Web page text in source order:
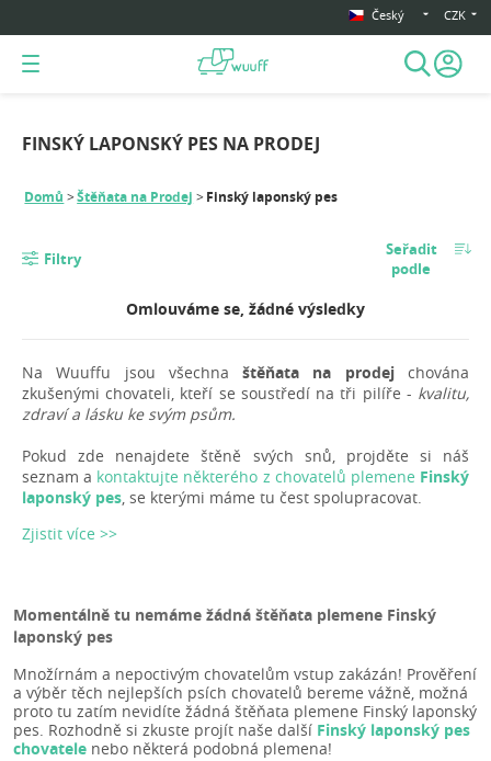
Český CZK
FINSKÝ LAPONSKÝ PES NA PRODEJ
Domů Štěňata na Prodej Finský laponský pes
Filtry
Seřadit
podle
Omlouváme se, žádné výsledky
Na Wuuffu jsou všechnaštěňata na prodejchována
zkušenými chovateli, kteří se soustředí na tři pilíře - kvalitu,
zdraví a lásku ke svým psům.
Pokud zde nenajdete štěně svých snů, projděte si náš
seznam a kontaktujte některého z chovatelů plemene Finský
laponský pes, se kterými máme tu čest spolupracovat.
Zjistit více >>
Momentálně tu nemáme žádná štěňata plemene Finský
laponský pes
Množírnám a nepoctivým chovatelům vstup zakázán! Prověření
a výběr těch nejlepších psích chovatelů bereme vážně, možná
proto tu zatím nevidíte žádná štěňata plemene Finský laponský
pes. Rozhodně si zkuste projít naše další Finský laponský pes
chovatele nebo některá podobná plemena!